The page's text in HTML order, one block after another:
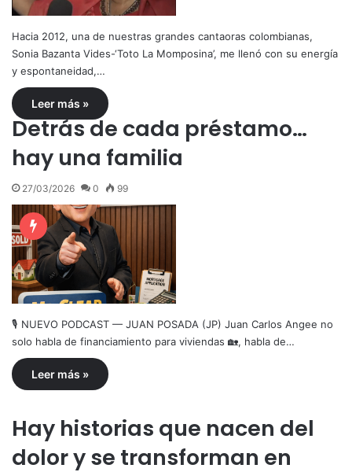
Hacia 2012, una de nuestras grandes cantaoras colombianas,
Sonia Bazanta Vides-‘Toto La Momposina’, me llenó con su energía
y espontaneidad,…
Leer más »
Detrás de cada préstamo…
hay una familia
27/03/2026 0 99
🎙️ NUEVO PODCAST — JUAN POSADA (JP) Juan Carlos Angee no
solo habla de financiamiento para viviendas 🏡, habla de…
Leer más »
Hay historias que nacen del
dolor y se transforman en